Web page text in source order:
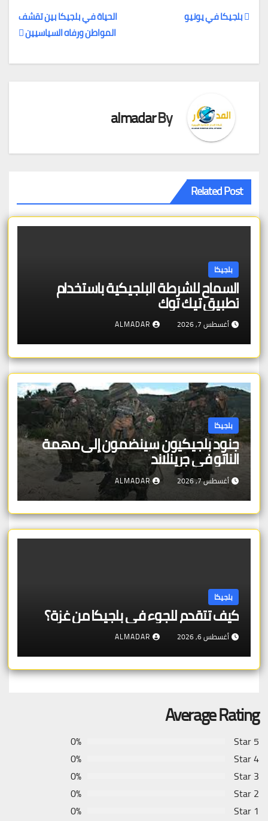
المقالات
الحياة في بلجيكا بين تقشف
المواطن ورفاه السياسيين
بلجيكا في يونيو
By
almadar
Related Post
بلجيكا
السماح للشرطة البلجيكية باستخدام
تطبيق تيك توك
أغسطس 7, 2026 ALMADAR
بلجيكا
جنود بلجيكيون سينضمون إلى مهمة
الناتو في جرينلاند
أغسطس 7, 2026 ALMADAR
بلجيكا
كيف تتقدم للجوء في بلجيكا من غزة؟
أغسطس 6, 2026 ALMADAR
Average Rating
5 Star
0%
4 Star
0%
3 Star
0%
2 Star
0%
1 Star
0%